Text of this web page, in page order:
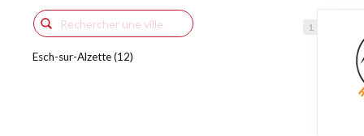
Esch-sur-Alzette (12)